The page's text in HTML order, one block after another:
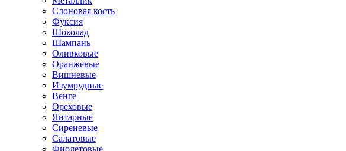
Слоновая кость
Фуксия
Шоколад
Шампань
Оливковые
Оранжевые
Вишневые
Изумрудные
Венге
Ореховые
Янтарные
Сиреневые
Салатовые
Фиолетовые